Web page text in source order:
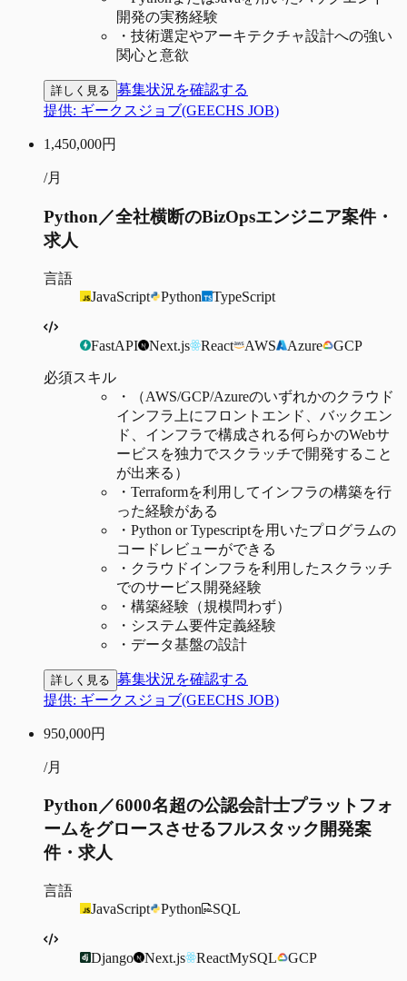
開発の実務経験
・ 技術選定やアーキテクチャ設計への強い
関心と意欲
詳しく見る 募集状況を確認する
提供: ギークスジョブ(GEECHS JOB)
1,450,000円
/月
Python／全社横断のBizOpsエンジニア案件・
求人
言語
JavaScript
Python TypeScript
FastAPI Next.js React AWS Azure GCP
必須スキル
・
（AWS/GCP/Azureのいずれかのクラウド
インフラ上にフロントエンド、バックエン
ド、インフラで構成される何らかのWebサ
ービスを独力でスクラッチで開発すること
が出来る）
・ Terraformを利用してインフラの構築を行
った経験がある
・ Python or Typescriptを用いたプログラムの
コードレビューができる
・ クラウドインフラを利用したスクラッチ
でのサービス開発経験
・ 構築経験（規模問わず）
・ システム要件定義経験
・ データ基盤の設計
詳しく見る 募集状況を確認する
提供: ギークスジョブ(GEECHS JOB)
950,000円
/月
Python／6000名超の公認会計士プラットフォ
ームをグロースさせるフルスタック開発案
件・求人
言語
JavaScript
Python SQL
Django Next.js ReactMySQL GCP